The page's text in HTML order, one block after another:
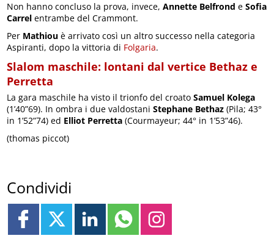
Non hanno concluso la prova, invece,Annette Belfrond eSofia
Carrel entrambe del Crammont.
Per Mathiou è arrivato così un altro successo nella categoria
Aspiranti, dopo la vittoria di Folgaria.
Slalom maschile: lontani dal vertice Bethaz e
Perretta
La gara maschile ha visto il trionfo del croatoSamuel Kolega
(1’40”69). In ombra i due valdostani Stephane Bethaz (Pila; 43°
in 1’52”74) ed Elliot Perretta (Courmayeur; 44° in 1’53”46).
(thomas piccot)
Condividi